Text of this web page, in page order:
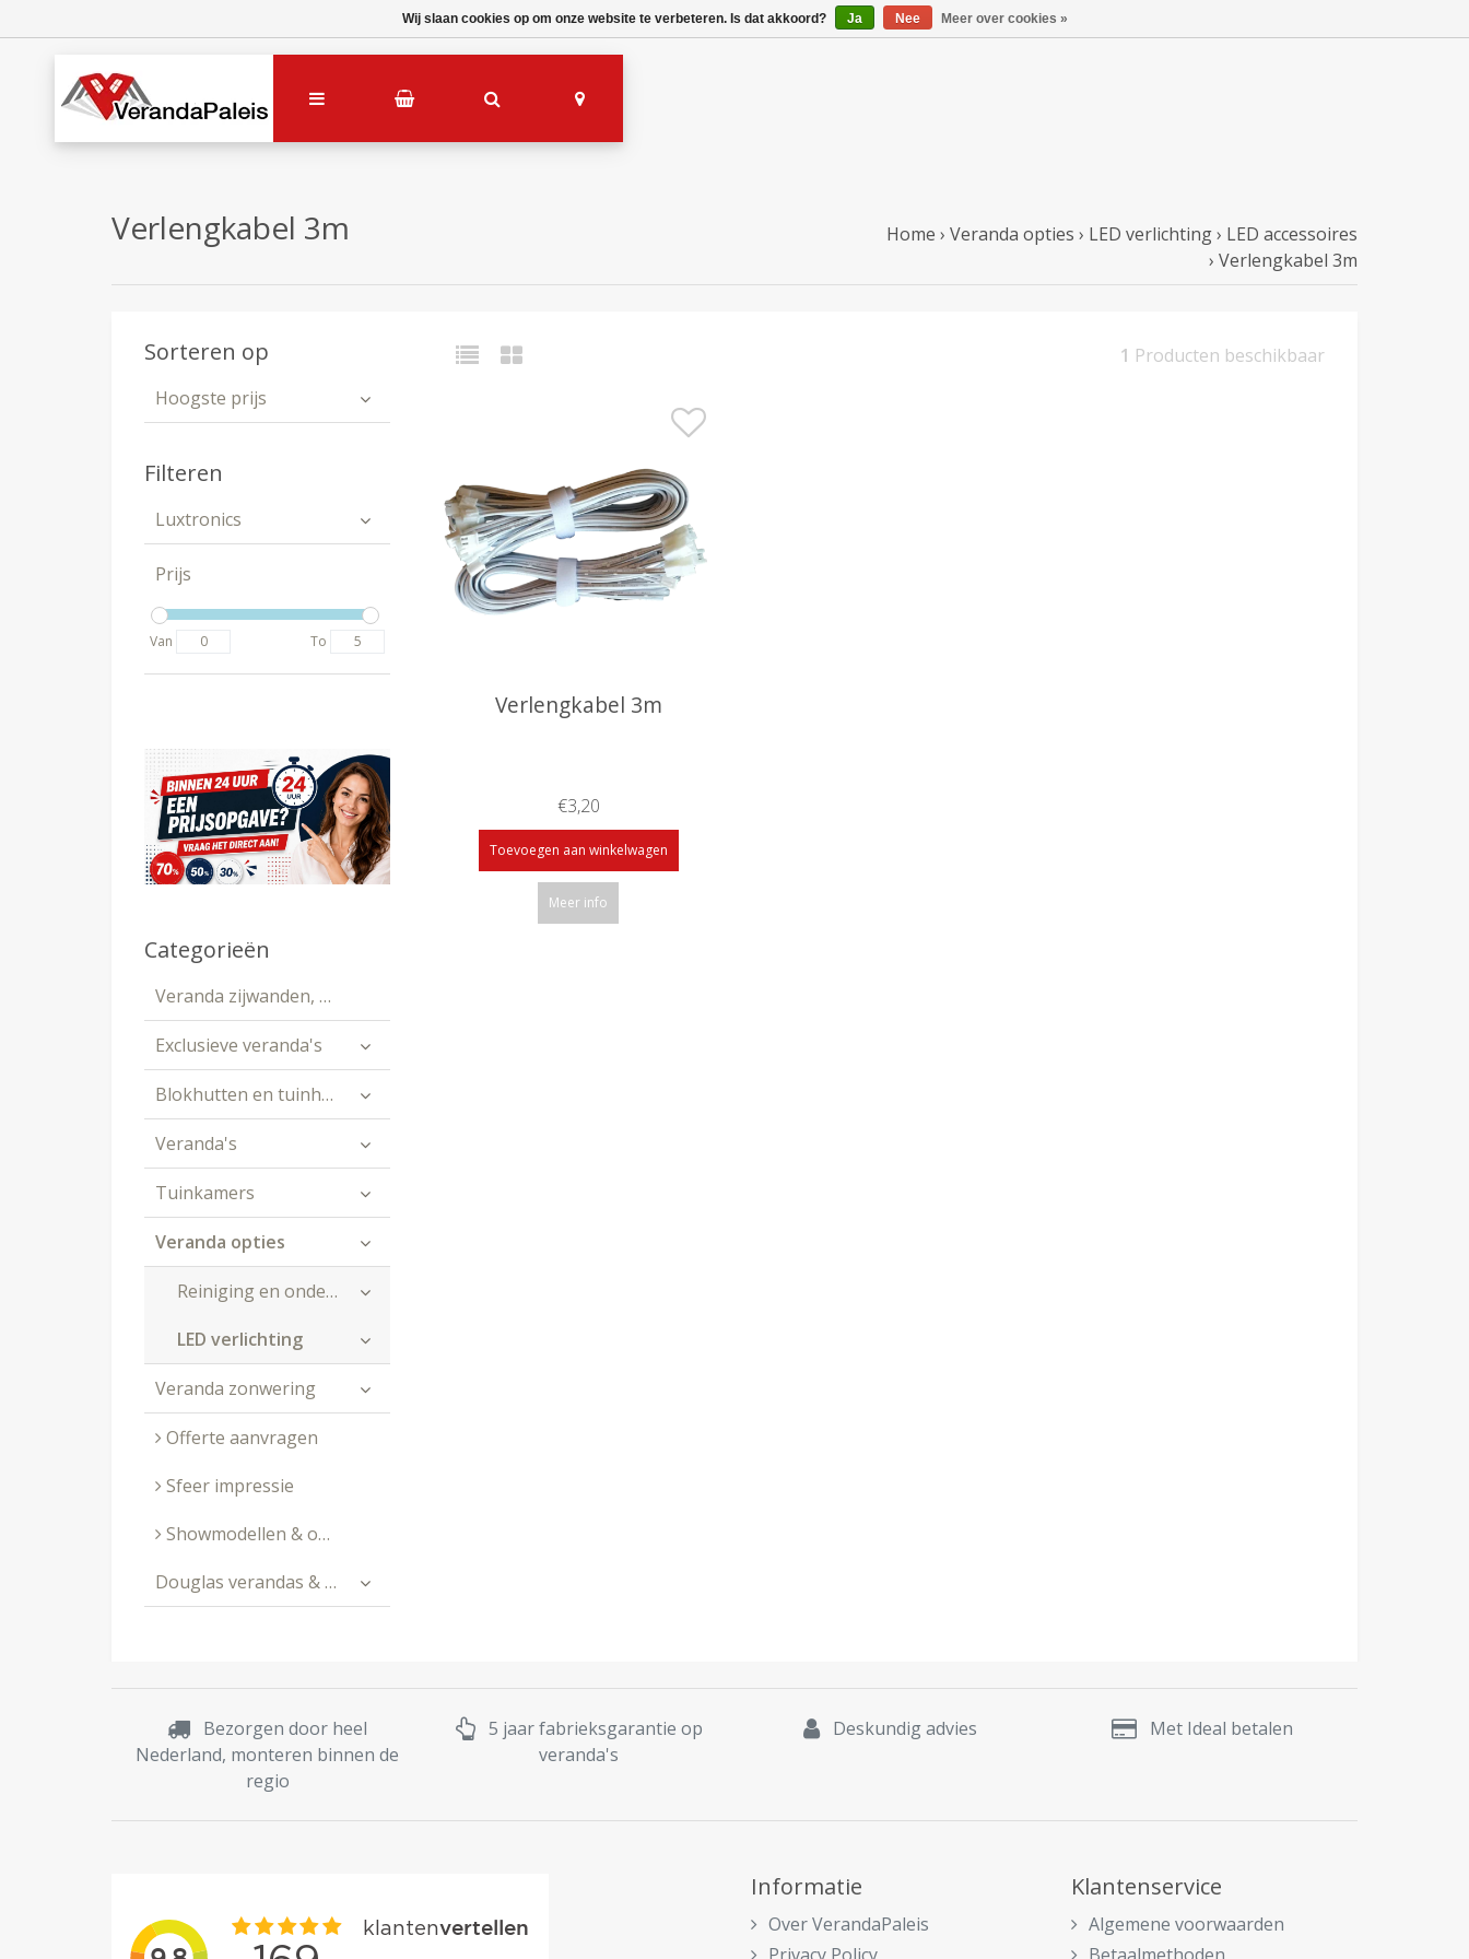
Verlengkabel 3m Home › Veranda opties › LED verlichting› LED accessoires
› Verlengkabel 3m
1 Producten beschikbaar
Sorteren op
Hoogste prijs
Filteren
Luxtronics
Prijs
Van To
Categorieën
Veranda zijwanden, schuifpuien en spiekozijnen
Exclusieve veranda's
Blokhutten en tuinhuizen
Veranda's
Tuinkamers
Veranda opties
Reiniging en onderhoud
LED verlichting
Veranda zonwering
Offerte aanvragen
Sfeer impressie
Showmodellen & outlet
Douglas verandas & buitenverblijven
Verlengkabel 3m
€3,20
Toevoegen aan winkelwagen
Meer info
Bezorgen door heel
Nederland, monteren binnen de
regio
5 jaar fabrieksgarantie op
veranda's
Deskundig advies Met Ideal betalen
Informatie
Over VerandaPaleis
Klantenservice
Algemene voorwaarden
Wij slaan cookies op om onze website te verbeteren. Is dat akkoord? Ja Nee Meer over cookies »